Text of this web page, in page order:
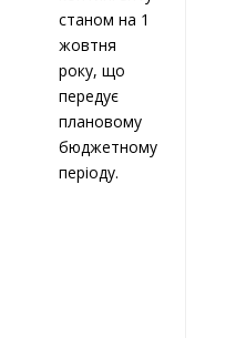
станом на 1
жовтня
року, що
передує
плановому
бюджетному
періоду.